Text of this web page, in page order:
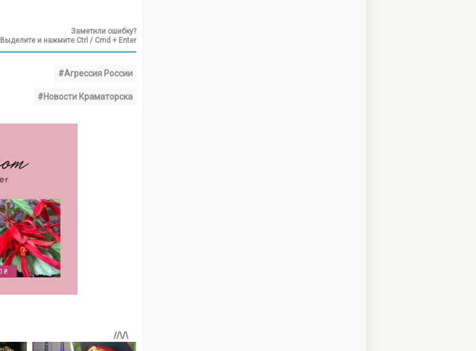
Заметили ошибку?
Выделите и нажмите Ctrl / Cmd + Enter
#Агрессия России
#Новости Краматорска